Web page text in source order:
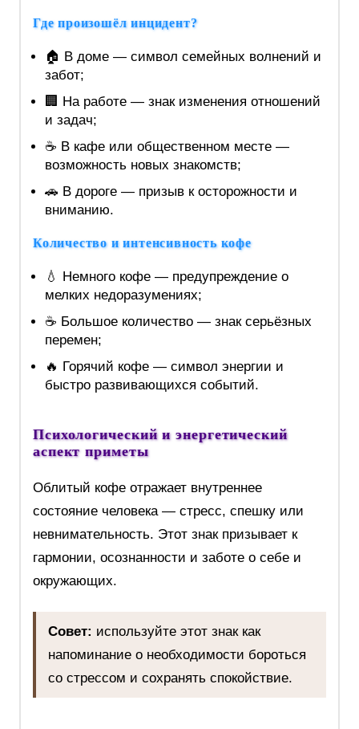
Где произошёл инцидент?
🏠 В доме — символ семейных волнений и
забот;
🏢 На работе — знак изменения отношений
и задач;
☕ В кафе или общественном месте —
возможность новых знакомств;
🚗 В дороге — призыв к осторожности и
вниманию.
Количество и интенсивность кофе
💧 Немного кофе — предупреждение о
мелких недоразумениях;
☕ Большое количество — знак серьёзных
перемен;
🔥 Горячий кофе — символ энергии и
быстро развивающихся событий.
Психологический и энергетический
аспект приметы
Облитый кофе отражает внутреннее
состояние человека — стресс, спешку или
невнимательность. Этот знак призывает к
гармонии, осознанности и заботе о себе и
окружающих.
Совет: используйте этот знак как
напоминание о необходимости бороться
со стрессом и сохранять спокойствие.